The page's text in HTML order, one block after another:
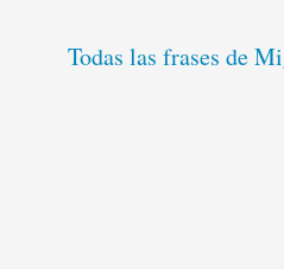
Todas las frases de